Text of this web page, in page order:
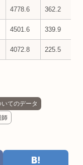
4778.6 362.2
4501.6 339.9
4072.8 225.5
てのデータ
師